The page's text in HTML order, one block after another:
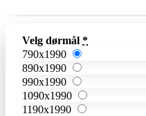
Velg dørmål *
790x1990
890x1990
990x1990
1090x1990
1190x1990